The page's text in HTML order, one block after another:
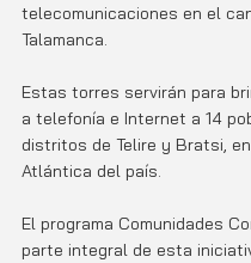
telecomunicaciones en el
Talamanca.
Estas torres servirán para
a telefonía e Internet a 14
distritos de Telire y Bratsi,
Atlántica del país.
El programa Comunidades
parte integral de esta